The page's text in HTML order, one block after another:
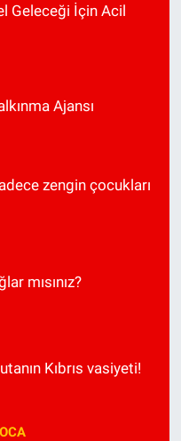
Geleceği İçin Acil
Ajansı
zengin çocukları
mısınız?
Kıbrıs vasiyeti!